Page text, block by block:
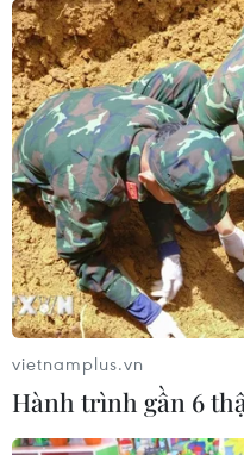
vietnamplus.vn
Hành trình gần 6